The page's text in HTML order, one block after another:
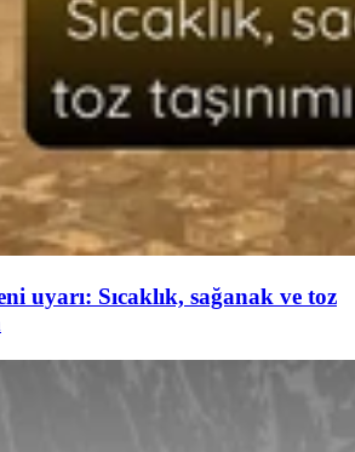
uyarı: Sıcaklık, sağanak ve toz